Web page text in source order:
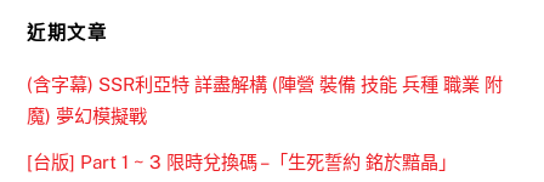
近期文章
(含字幕) SSR利亞特 詳盡解構 (陣營 裝備 技能 兵種 職業 附
魔) 夢幻模擬戰
[台版] Part 1 ~ 3 限時兌換碼 –「生死誓約 銘於黯晶」